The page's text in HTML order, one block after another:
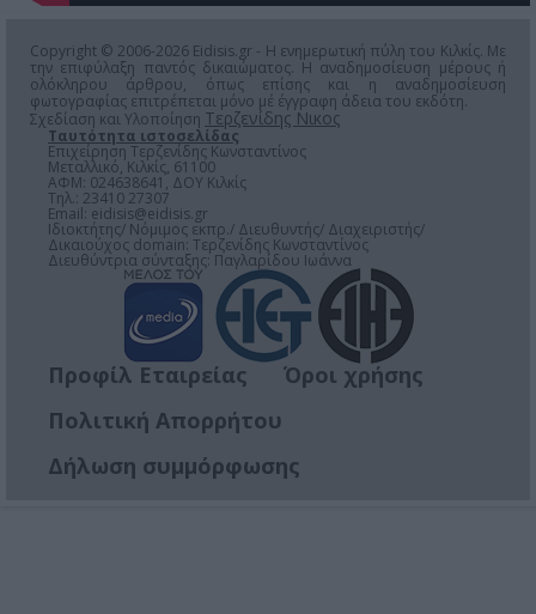
Copyright © 2006-2026 Eidisis.gr - Η ενημερωτική πύλη του Κιλκίς. Με
την επιφύλαξη παντός δικαιώματος. Η αναδημοσίευση μέρους ή
ολόκληρου άρθρου, όπως επίσης και η αναδημοσίευση
φωτογραφίας επιτρέπεται μόνο μέ έγγραφη άδεια του εκδότη.
Σχεδίαση και Υλοποίηση Τερζενίδης Νικος
Ταυτότητα ιστοσελίδας
Επιχείρηση Τερζενίδης Κωνσταντίνος
Μεταλλικό, Κιλκίς, 61100
ΑΦΜ: 024638641, ΔΟΥ Κιλκίς
Τηλ.: 23410 27307
Email: eidisis@eidisis.gr
Ιδιοκτήτης/ Νόμιμος εκπρ./ Διευθυντής/ Διαχειριστής/
Δικαιούχος domain: Τερζενίδης Κωνσταντίνος
Διευθύντρια σύνταξης: Παγλαρίδου Ιωάννα
Προφίλ Εταιρείας
Όροι χρήσης
Πολιτική Απορρήτου
Δήλωση συμμόρφωσης